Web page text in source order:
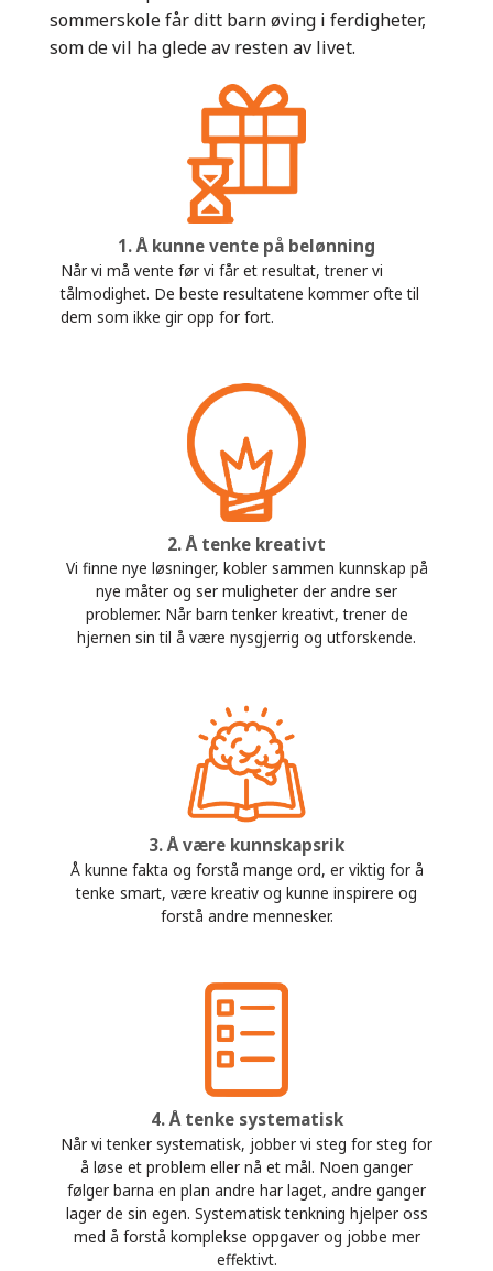
sommerskole får ditt barn øving i ferdigheter,
som de vil ha glede av resten av livet.
1. Å kunne vente på belønning
Når vi må vente før vi får et resultat, trener vi
tålmodighet. De beste resultatene kommer ofte til
dem som ikke gir opp for fort.
2. Å tenke kreativt
Vi finne nye løsninger, kobler sammen kunnskap på
nye måter og ser muligheter der andre ser
problemer. Når barn tenker kreativt, trener de
hjernen sin til å være nysgjerrig og utforskende.
3. Å være kunnskapsrik
Å kunne fakta og forstå mange ord, er viktig for å
tenke smart, være kreativ og kunne inspirere og
forstå andre mennesker.
4. Å tenke systematisk
Når vi tenker systematisk, jobber vi steg for steg for
å løse et problem eller nå et mål. Noen ganger
følger barna en plan andre har laget, andre ganger
lager de sin egen. Systematisk tenkning hjelper oss
med å forstå komplekse oppgaver og jobbe mer
effektivt.